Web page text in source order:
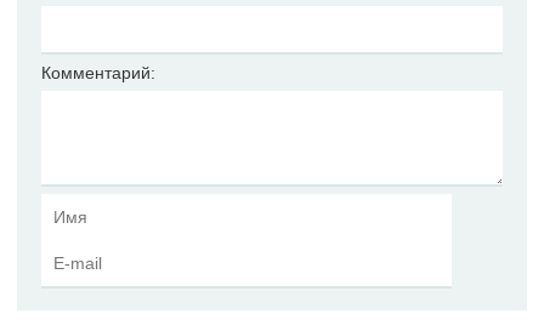
Комментарий: